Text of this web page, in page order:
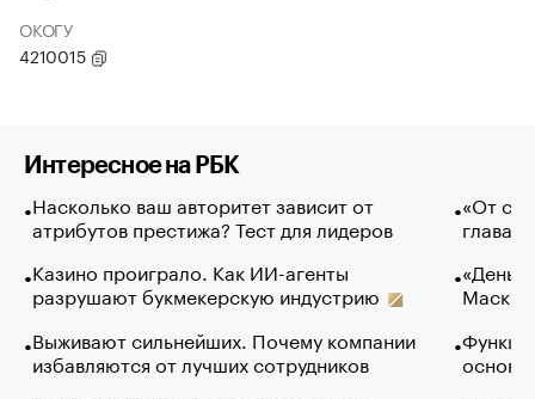
ОКОГУ
4210015
Интересное на РБК
Насколько ваш авторитет зависит от
атрибутов престижа? Тест для лидеров
Казино проиграло. Как ИИ-агенты
разрушают букмекерскую индустрию
Выживают сильнейших. Почему компании
избавляются от лучших сотрудников
«От
глава
Маск в
основ